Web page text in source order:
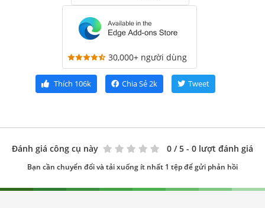
30,000+ người dùng
Thích 106k Chia Sẻ2k Tweet
Đánh giá công cụ này 0 / 5 - 0 lượt đánh giá
Bạn cần chuyển đổi và tải xuống ít nhất 1 tệp để gửi phản hồi